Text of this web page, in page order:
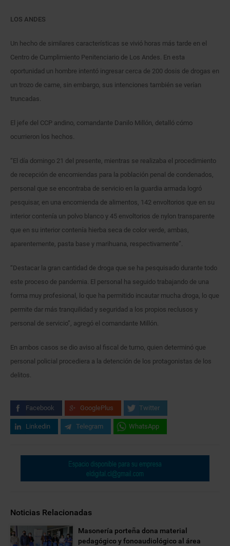
LOS ANDES
Un hecho de similares características se vivió horas más tarde en el
Centro de Cumplimiento Penitenciario de Los Andes. En esta
oportunidad un hombre intentó ingresar cerca de 200 dosis de drogas en
un trozo de carne, sin embargo, sus intenciones también se verían
truncadas.
El jefe del CCP andino, comandante Danilo Millón, detalló cómo
ocurrieron los hechos.
“El día domingo 21 del presente, mientras se realizaba el procedimiento
de recepción de encomiendas para la población penal de condenados,
personal que se encontraba de servicio en la guardia armada logró
pesquisar, en una encomienda de alimentos, 142 envoltorios que en su
interior contenía un polvo blanco y 45 envoltorios de nylon transparente
que en su interior contenía hierba seca de color verde, ambas,
aparentemente, pasta base y marihuana, respectivamente”.
“Destacar la gran cantidad de droga que se ha pesquisado durante todo
este proceso de pandemia. El personal ha seguido trabajando de una
forma muy profesional, lo que ha permitido incautar mucha droga, lo que
permite dar más tranquilidad y seguridad a los propios reclusos y
personal de servicio”, agregó el comandante Millón.
En ambos casos se dio aviso al fiscal de turno, quien determinó que
personal policial procediera a la detención de los protagonistas de los
delitos.
Facebook GooglePlus Twitter
Linkedin Telegram WhatsApp
Noticias Relacionadas
Masonería porteña dona material
pedagógico y fonoaudiológico al área